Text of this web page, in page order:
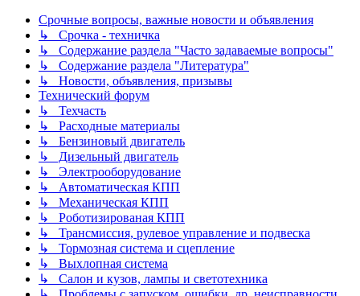
Срочные вопросы, важные новости и объявления
↳ Срочка - техничка
↳ Содержание раздела "Часто задаваемые вопросы"
↳ Содержание раздела "Литература"
↳ Новости, объявления, призывы
Технический форум
↳ Техчасть
↳ Расходные материалы
↳ Бензиновый двигатель
↳ Дизельный двигатель
↳ Электрооборудование
↳ Автоматическая КПП
↳ Механическая КПП
↳ Роботизированая КПП
↳ Трансмиссия, рулевое управление и подвеска
↳ Тормозная система и сцепление
↳ Выхлопная система
↳ Салон и кузов, лампы и светотехника